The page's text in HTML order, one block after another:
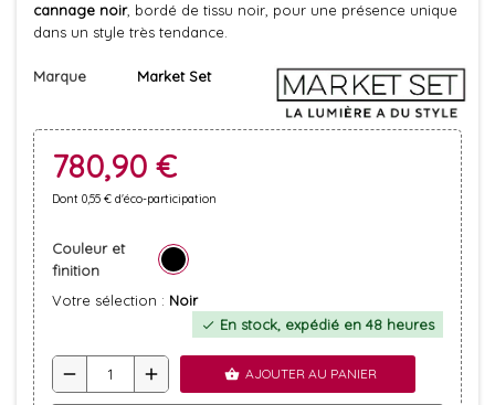
cannage noir, bordé de tissu noir, pour une présence unique
dans un style très tendance.
Marque Market Set
780,90 €
Dont 0,55 € d'éco-participation
Couleur et
finition
Votre sélection : Noir
check En stock, expédié en 48 heures
remove add shopping_basket AJOUTER AU PANIER